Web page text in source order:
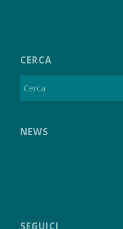
CERCA
NEWS
SEGUICI